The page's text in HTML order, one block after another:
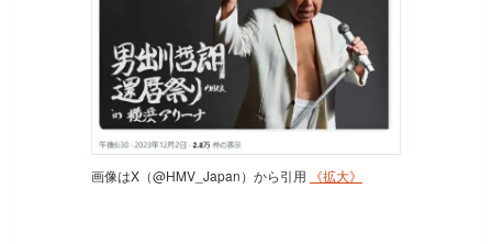
画像はX（@HMV_Japan）から引用 《拡大》